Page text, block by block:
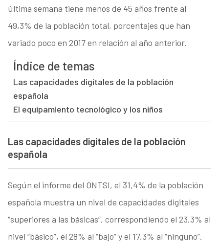
última semana tiene menos de 45 años frente al
49,3% de la población total, porcentajes que han
variado poco en 2017 en relación al año anterior.
Índice de temas
Las capacidades digitales de la población
española
El equipamiento tecnológico y los niños
Las capacidades digitales de la población
española
Según el informe del ONTSI, el 31,4% de la población
española muestra un nivel de capacidades digitales
“superiores a las básicas”, correspondiendo el 23,3% al
nivel “básico”, el 28% al “bajo” y el 17,3% al “ninguno”.